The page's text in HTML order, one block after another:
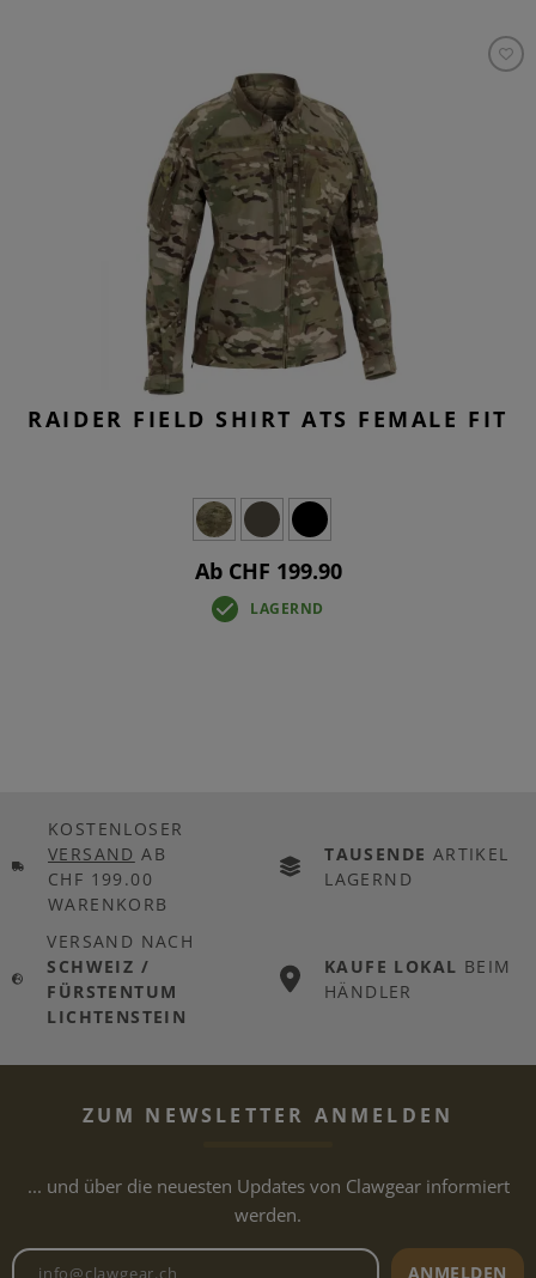
RAIDER FIELD SHIRT ATS FEMALE FIT
Ab CHF 199.90
LAGERND
KOSTENLOSER
VERSAND AB
CHF 199.00
WARENKORB
TAUSENDE ARTIKEL
LAGERND
VERSAND NACH
SCHWEIZ /
FÜRSTENTUM
LICHTENSTEIN
KAUFE LOKAL BEIM
HÄNDLER
ZUM NEWSLETTER ANMELDEN
... und über die neuesten Updates von Clawgear informiert
werden.
Newsletter E-Mail-Adresse
ANMELDEN